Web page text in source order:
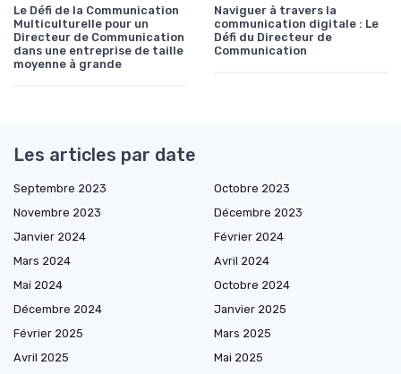
Le Défi de la Communication
Multiculturelle pour un
Directeur de Communication
dans une entreprise de taille
moyenne à grande
Naviguer à travers la
communication digitale : Le
Défi du Directeur de
Communication
Les articles par date
Septembre 2023
Octobre 2023
Novembre 2023
Décembre 2023
Janvier 2024
Février 2024
Mars 2024
Avril 2024
Mai 2024
Octobre 2024
Décembre 2024
Janvier 2025
Février 2025
Mars 2025
Avril 2025
Mai 2025